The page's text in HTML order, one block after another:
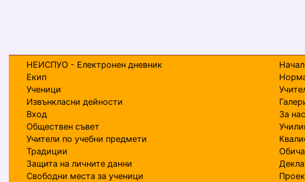
НЕИСПУО - Електронен дневник
Екип
Ученици
Извънкласни дейности
Вход
За нас
Обществен съвет
Учители по учебни предмети
Традиции
Защита на личните данни
Свободни места за ученици